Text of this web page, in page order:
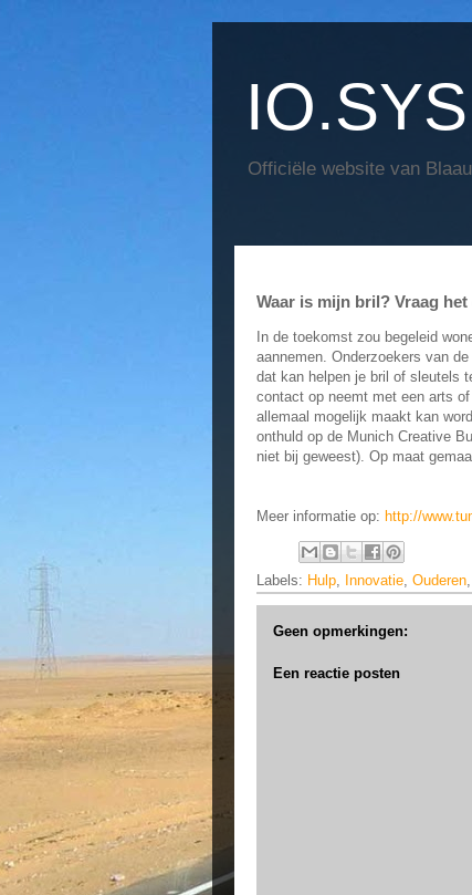
Officiële website van
Waar is mijn bril? Vraag
In de toekomst zou begeleid
aannemen. Onderzoekers van
dat kan helpen je bril of sleutels
contact op neemt met een arts
allemaal mogelijk maakt kan
onthuld op de Munich Creative
niet bij geweest). Op maat
Meer informatie op: http://
Labels: Hulp, Innovatie, Ouderen,
Geen opmerkingen:
Een reactie posten